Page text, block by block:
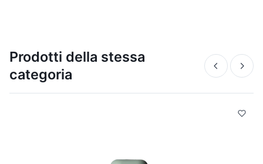
Prodotti della stessa
categoria